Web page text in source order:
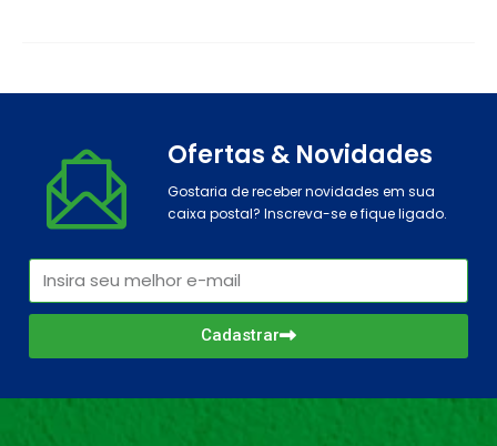
Ofertas & Novidades
Gostaria de receber novidades em sua
caixa postal? Inscreva-se e fique ligado.
Cadastrar